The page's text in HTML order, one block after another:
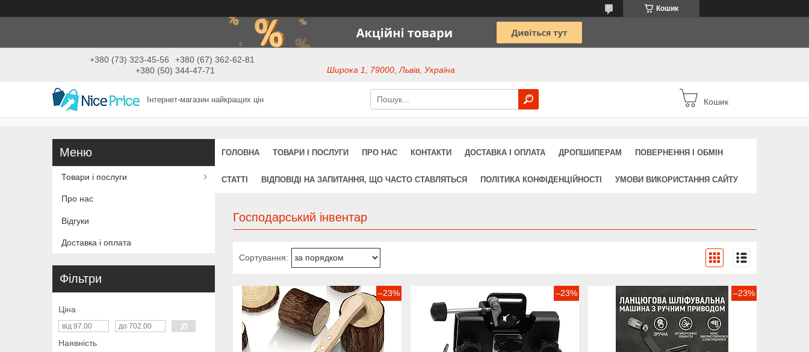
Кошик
+380 (73) 323-45-56
+380 (67) 362-62-81
+380 (50) 344-47-71
Широка 1, 79000, Львів, Україна
Інтернет-магазин найкращих цін Кошик
ГОЛОВНА ТОВАРИ І ПОСЛУГИ ПРО НАС КОНТАКТИ ДОСТАВКА І ОПЛАТА ДРОПШИПЕРАМ ПОВЕРНЕННЯ І ОБМІН
СТАТТІ ВІДПОВІДІ НА ЗАПИТАННЯ, ЩО ЧАСТО СТАВЛЯТЬСЯ ПОЛІТИКА КОНФІДЕНЦІЙНОСТІ УМОВИ ВИКОРИСТАННЯ САЙТУ
Господарський інвентар
–23% –23% –23%
Товари і послуги
Про нас
Відгуки
Доставка і оплата
Фільтри
Ціна
Наявність